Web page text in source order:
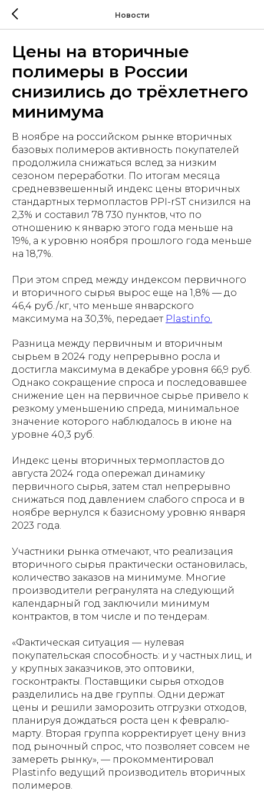
Новости
Цены на вторичные
полимеры в России
снизились до трёхлетнего
минимума
В ноябре на российском рынке вторичных
базовых полимеров активность покупателей
продолжила снижаться вслед за низким
сезоном переработки. По итогам месяца
средневзвешенный индекс цены вторичных
стандартных термопластов PPI-rST снизился на
2,3% и составил 78 730 пунктов, что по
отношению к январю этого года меньше на
19%, а к уровню ноября прошлого года меньше
на 18,7%.
При этом спред между индексом первичного
и вторичного сырья вырос еще на 1,8% — до
46,4 руб./кг, что меньше январского
максимума на 30,3%, передает Рlastinfo.
Разница между первичным и вторичным
сырьем в 2024 году непрерывно росла и
достигла максимума в декабре уровня 66,9 руб.
Однако сокращение спроса и последовавшее
снижение цен на первичное сырье привело к
резкому уменьшению спреда, минимальное
значение которого наблюдалось в июне на
уровне 40,3 руб.
Индекс цены вторичных термопластов до
августа 2024 года опережал динамику
первичного сырья, затем стал непрерывно
снижаться под давлением слабого спроса и в
ноябре вернулся к базисному уровню января
2023 года.
Участники рынка отмечают, что реализация
вторичного сырья практически остановилась,
количество заказов на минимуме. Многие
производители регранулята на следующий
календарный год заключили минимум
контрактов, в том числе и по тендерам.
«Фактическая ситуация — нулевая
покупательская способность: и у частных лиц, и
у крупных заказчиков, это оптовики,
госконтракты. Поставщики сырья отходов
разделились на две группы. Одни держат
цены и решили заморозить отгрузки отходов,
планируя дождаться роста цен к февралю-
марту. Вторая группа корректирует цену вниз
под рыночный спрос, что позволяет совсем не
замереть рынку», — прокомментировал
Plastinfo ведущий производитель вторичных
полимеров.